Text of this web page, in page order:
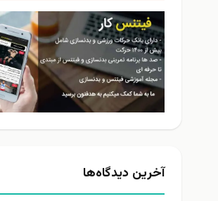
آخرین دیدگاه‌ها